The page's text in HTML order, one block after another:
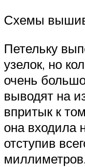
Схемы
Петельку
узелок, но
очень
выводят на
впритык к
она входила
отступив